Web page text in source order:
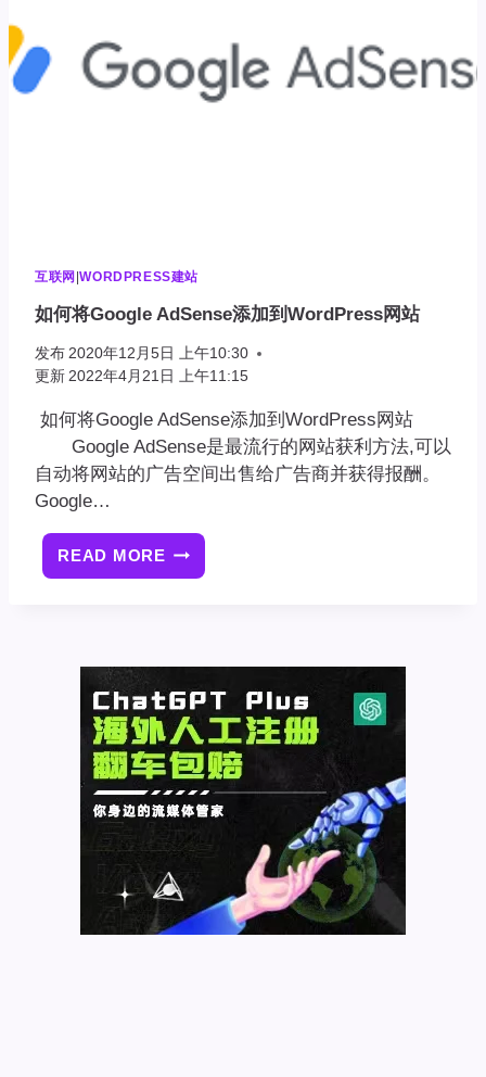
互联网 |WORDPRESS建站
如何将Google AdSense添加到WordPress网站
发布 2020年12月5日 上午10:30
更新 2022年4月21日 上午11:15
如何将Google AdSense添加到WordPress网站
Google AdSense是最流行的网站获利方法,可以
自动将网站的广告空间出售给广告商并获得报酬。
Google…
READ MORE 如
何
加
到
WORDPRESS
网
站